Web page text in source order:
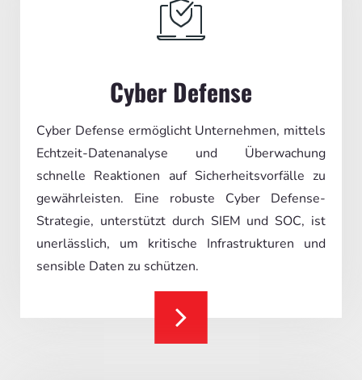
Cyber Defense
Cyber Defense ermöglicht Unternehmen, mittels
Echtzeit-Datenanalyse und Überwachung
schnelle Reaktionen auf Sicherheitsvorfälle zu
gewährleisten. Eine robuste Cyber Defense-
Strategie, unterstützt durch SIEM und SOC, ist
unerlässlich, um kritische Infrastrukturen und
sensible Daten zu schützen.